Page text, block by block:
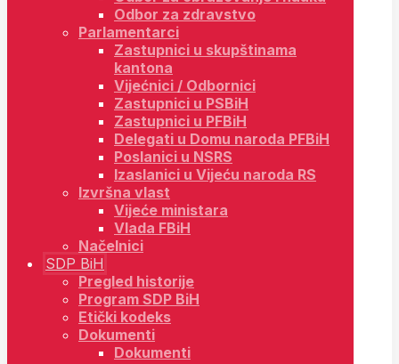
Odbor za zdravstvo
Parlamentarci
Zastupnici u skupštinama
kantona
Vijećnici / Odbornici
Zastupnici u PSBiH
Zastupnici u PFBiH
Delegati u Domu naroda PFBiH
Poslanici u NSRS
Izaslanici u Vijeću naroda RS
Izvršna vlast
Vijeće ministara
Vlada FBiH
Načelnici
SDP BiH
Pregled historije
Program SDP BiH
Etički kodeks
Dokumenti
Dokumenti